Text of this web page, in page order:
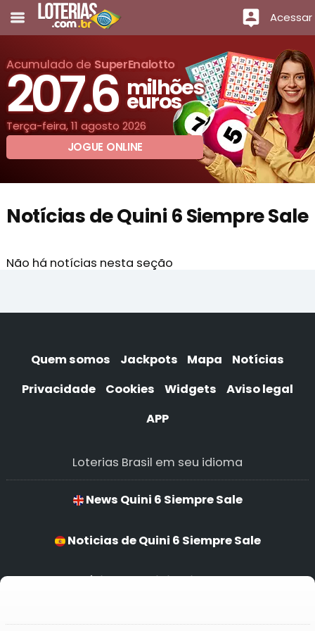
Acessar
Acumulado de SuperEnalotto
207.6 milhões
euros
Terça-feira, 11 agosto 2026
JOGUE ONLINE
Notícias de Quini 6 Siempre Sale
Não há notícias nesta seção
Quem somos Jackpots Mapa
Notícias
Privacidade
Cookies Widgets
Aviso legal
APP
Loterias Brasil em seu idioma
News Quini 6 Siempre Sale
Noticias de Quini 6 Siempre Sale
Notícias de Quini 6 Siempre Sale
Quini 6 Siempre Sale Nachrichten